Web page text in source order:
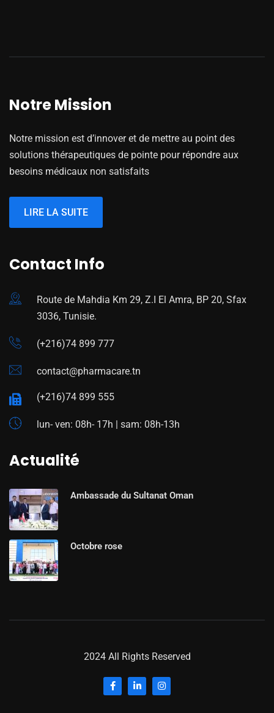
Notre Mission
Notre mission est d’innover et de mettre au point des
solutions thérapeutiques de pointe pour répondre aux
besoins médicaux non satisfaits
LIRE LA SUITE
Contact Info
Route de Mahdia Km 29, Z.I El Amra, BP 20, Sfax
3036, Tunisie.
(+216)74 899 777
contact@pharmacare.tn
(+216)74 899 555
lun- ven: 08h- 17h | sam: 08h-13h
Actualité
Ambassade du Sultanat Oman
Octobre rose
2024 All Rights Reserved